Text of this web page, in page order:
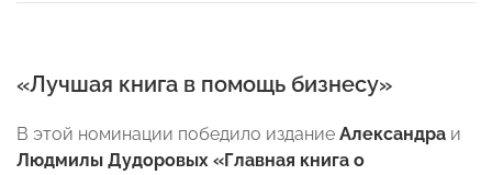
«Лучшая книга в помощь бизнесу»
В этой номинации победило издание Александра и
Людмилы Дудоровых «Главная книга о